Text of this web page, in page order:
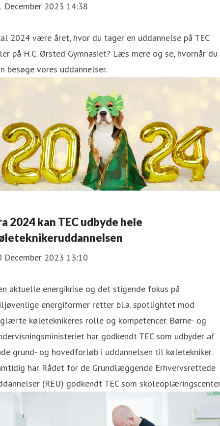
December 2023 14:38
2024 være året, hvor du tager en uddannelse på TEC
på H.C. Ørsted Gymnasiet? Læs mere og se, hvornår du
besøge vores uddannelser.
2024 kan TEC udbyde hele
December 2023 13:10
aktuelle energikrise og det stigende fokus på
energiformer retter bl.a. spotlightet mod
køleteknikeres rolle og kompetencer. Børne- og
har godkendt TEC som udbyder af
grund- og hovedforløb i uddannelsen til køletekniker.
har Rådet for de Grundlæggende Erhvervsrettede
(REU) godkendt TEC som